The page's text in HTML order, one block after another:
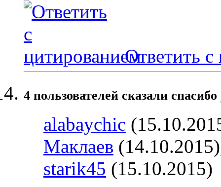
Ответить с
4 пользователей сказали
alabaychic
Маклаев
starik45 (15.10.2015)